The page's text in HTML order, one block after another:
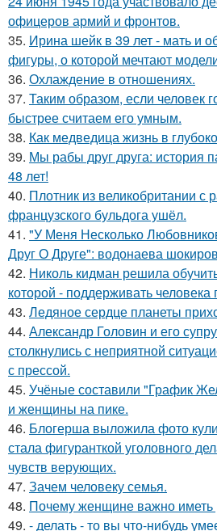
офицеров армий и фронтов.
35. Ирина шейк в 39 лет - мать и
фигуры, о которой мечтают
36. Охлаждение в отношениях.
37. Таким образом, если человек
быстрее считаем его умным.
38. Как медведица жизнь в
39. Мы рабы друг друга: история
48 лет!
40. Плотник из великобритании с
французского бульдога ушёл.
41. "У Меня Несколько
Друг О Друге": водонаева
42. Николь кидман решила
которой - поддерживать
43. Ледяное сердце планеты
44. Александр Головин и его
столкнулись с неприятной
с прессой.
45. Учёные составили "График
и женщины на пике.
46. Блогерша выложила фото
стала фигуранткой уголовного
чувств верующих.
47. Зачем человеку семья.
48. Почему женщине важно иметь
49. - делать - то вы что-нибудь